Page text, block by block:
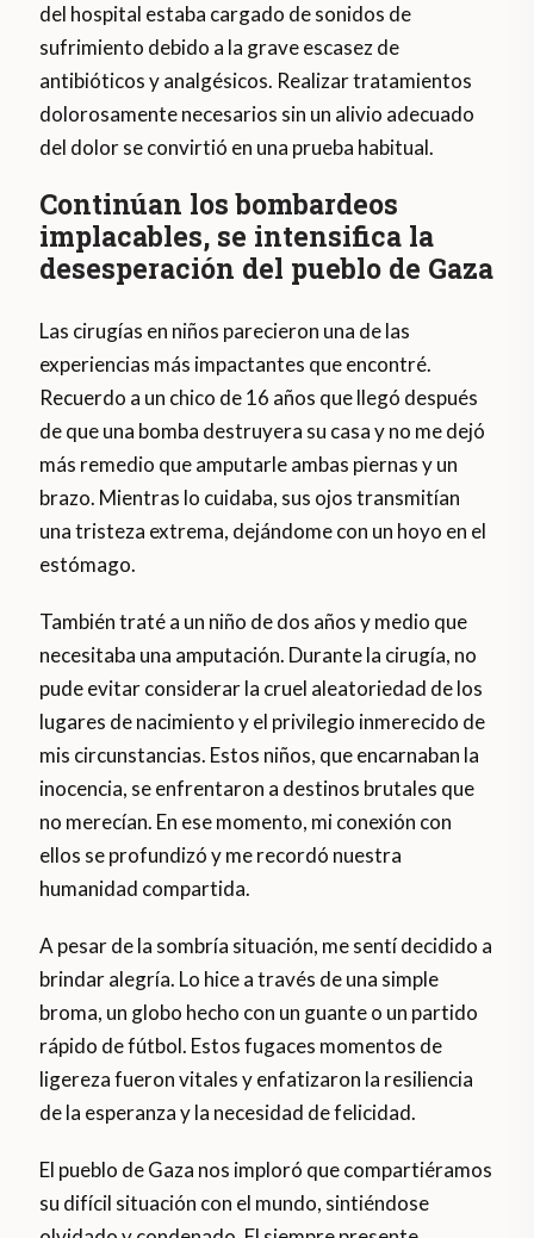
del hospital estaba cargado de sonidos de
sufrimiento debido a la grave escasez de
antibióticos y analgésicos. Realizar tratamientos
dolorosamente necesarios sin un alivio adecuado
del dolor se convirtió en una prueba habitual.
Continúan los bombardeos
implacables, se intensifica la
desesperación del pueblo de Gaza
Las cirugías en niños parecieron una de las
experiencias más impactantes que encontré.
Recuerdo a un chico de 16 años que llegó después
de que una bomba destruyera su casa y no me dejó
más remedio que amputarle ambas piernas y un
brazo. Mientras lo cuidaba, sus ojos transmitían
una tristeza extrema, dejándome con un hoyo en el
estómago.
También traté a un niño de dos años y medio que
necesitaba una amputación. Durante la cirugía, no
pude evitar considerar la cruel aleatoriedad de los
lugares de nacimiento y el privilegio inmerecido de
mis circunstancias. Estos niños, que encarnaban la
inocencia, se enfrentaron a destinos brutales que
no merecían. En ese momento, mi conexión con
ellos se profundizó y me recordó nuestra
humanidad compartida.
A pesar de la sombría situación, me sentí decidido a
brindar alegría. Lo hice a través de una simple
broma, un globo hecho con un guante o un partido
rápido de fútbol. Estos fugaces momentos de
ligereza fueron vitales y enfatizaron la resiliencia
de la esperanza y la necesidad de felicidad.
El pueblo de Gaza nos imploró que compartiéramos
su difícil situación con el mundo, sintiéndose